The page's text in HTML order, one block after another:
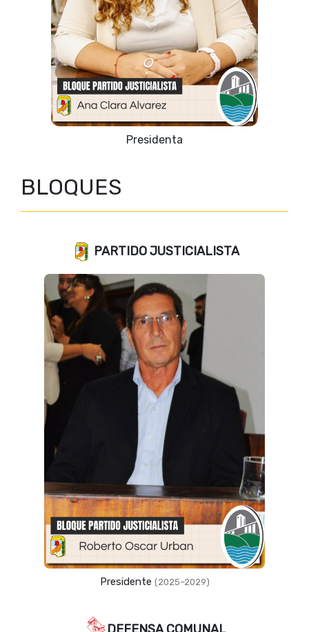
Vicepresidente 1º
BLOQUES
PARTIDO JUSTICIALISTA
Vicepresidente(2023–2027)